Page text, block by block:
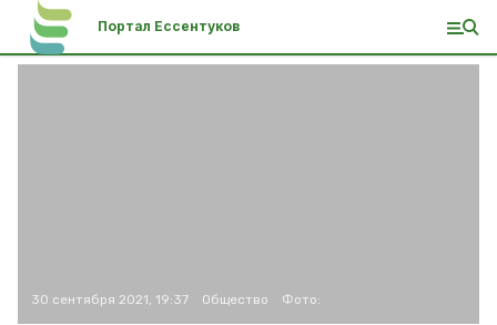
Портал Ессентуков
30 сентября 2021, 19:37 Общество Фото: